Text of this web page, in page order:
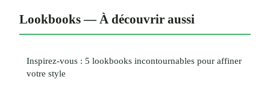
Lookbooks — À découvrir aussi
Inspirez-vous : 5 lookbooks incontournables pour affiner
votre style